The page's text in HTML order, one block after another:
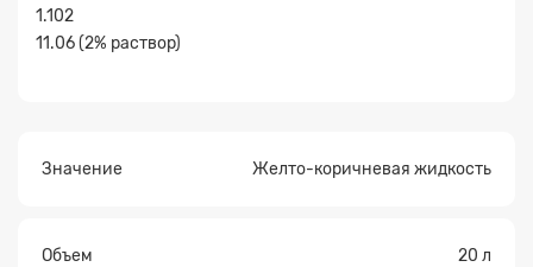
1.102
11.06 (2% раствор)
Значение Желто-коричневая жидкость
Объем 20 л
файл